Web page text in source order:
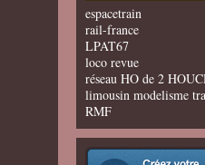
espacetrain
rail-france
LPAT67
loco revue
réseau HO de 2
limousin modelisme
RMF